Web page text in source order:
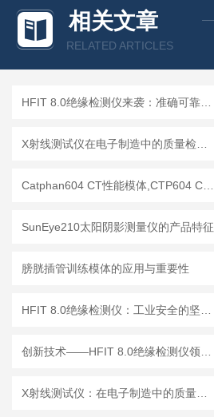
相关文章
RELATED ARTICLES
SunEye210太阳阴影测量仪的产品特征
膀胱插管训练模体的应用与重要性